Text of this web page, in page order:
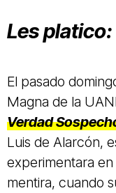
Les platico:
El pasado
Magna de la
Verdad
Luis de Alarcón,
experimentara
mentira, cuando